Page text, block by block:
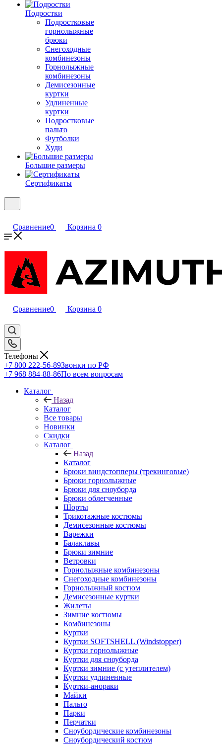
Подростки
Подростковые
горнолыжные
брюки
Снегоходные
комбинезоны
Горнолыжные
комбинезоны
Демисезонные
куртки
Удлиненные
куртки
Подростковые
пальто
Футболки
Худи
Большие размеры
Сертификаты
Сравнение0 Корзина 0
Сравнение0 Корзина 0
Телефоны
+7 800 222-56-89Звонки по РФ
+7 968 884-88-86По всем вопросам
Каталог
Назад
Каталог
Все товары
Новинки
Скидки
Каталог
Назад
Каталог
Брюки виндстопперы (трекинговые)
Брюки горнолыжные
Брюки для сноуборда
Брюки облегченные
Шорты
Трикотажные костюмы
Демисезонные костюмы
Варежки
Балаклавы
Брюки зимние
Ветровки
Горнолыжные комбинезоны
Снегоходные комбинезоны
Горнолыжный костюм
Демисезонные куртки
Жилеты
Зимние костюмы
Комбинезоны
Куртки
Куртки SOFTSHELL (Windstopper)
Куртки горнолыжные
Куртки для сноуборда
Куртки зимние (с утеплителем)
Куртки удлиненные
Куртки-анораки
Майки
Пальто
Парки
Перчатки
Сноубордические комбинезоны
Сноубордический костюм